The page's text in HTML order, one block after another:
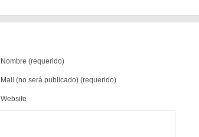
Nombre (requerido)
Mail (no será publicado) (requerido)
Website